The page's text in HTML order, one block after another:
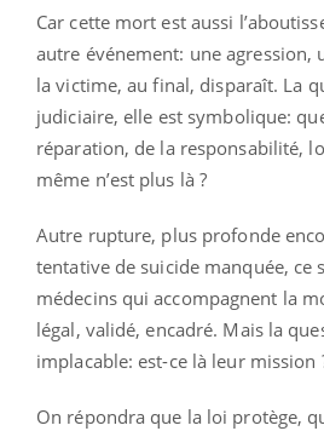
Car cette mort est aussi
autre événement: une
la victime, au final, disparaît. La
judiciaire, elle est symbolique:
réparation, de la responsabilité,
même n’est plus là ?
Autre rupture, plus profonde
tentative de suicide manquée, ce
médecins qui accompagnent la
légal, validé, encadré. Mais la
implacable: est-ce là leur mission
On répondra que la loi protège,